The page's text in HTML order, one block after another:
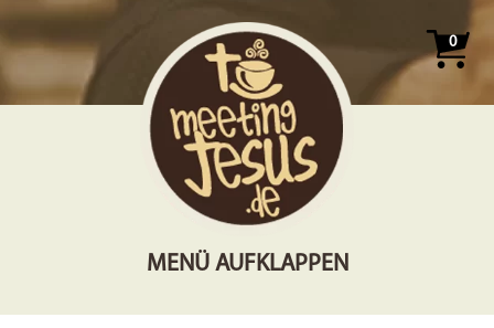
0
MENÜ AUFKLAPPEN